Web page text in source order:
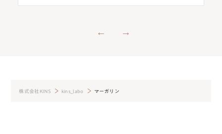
株式会社KINS kins_labo マーガリン